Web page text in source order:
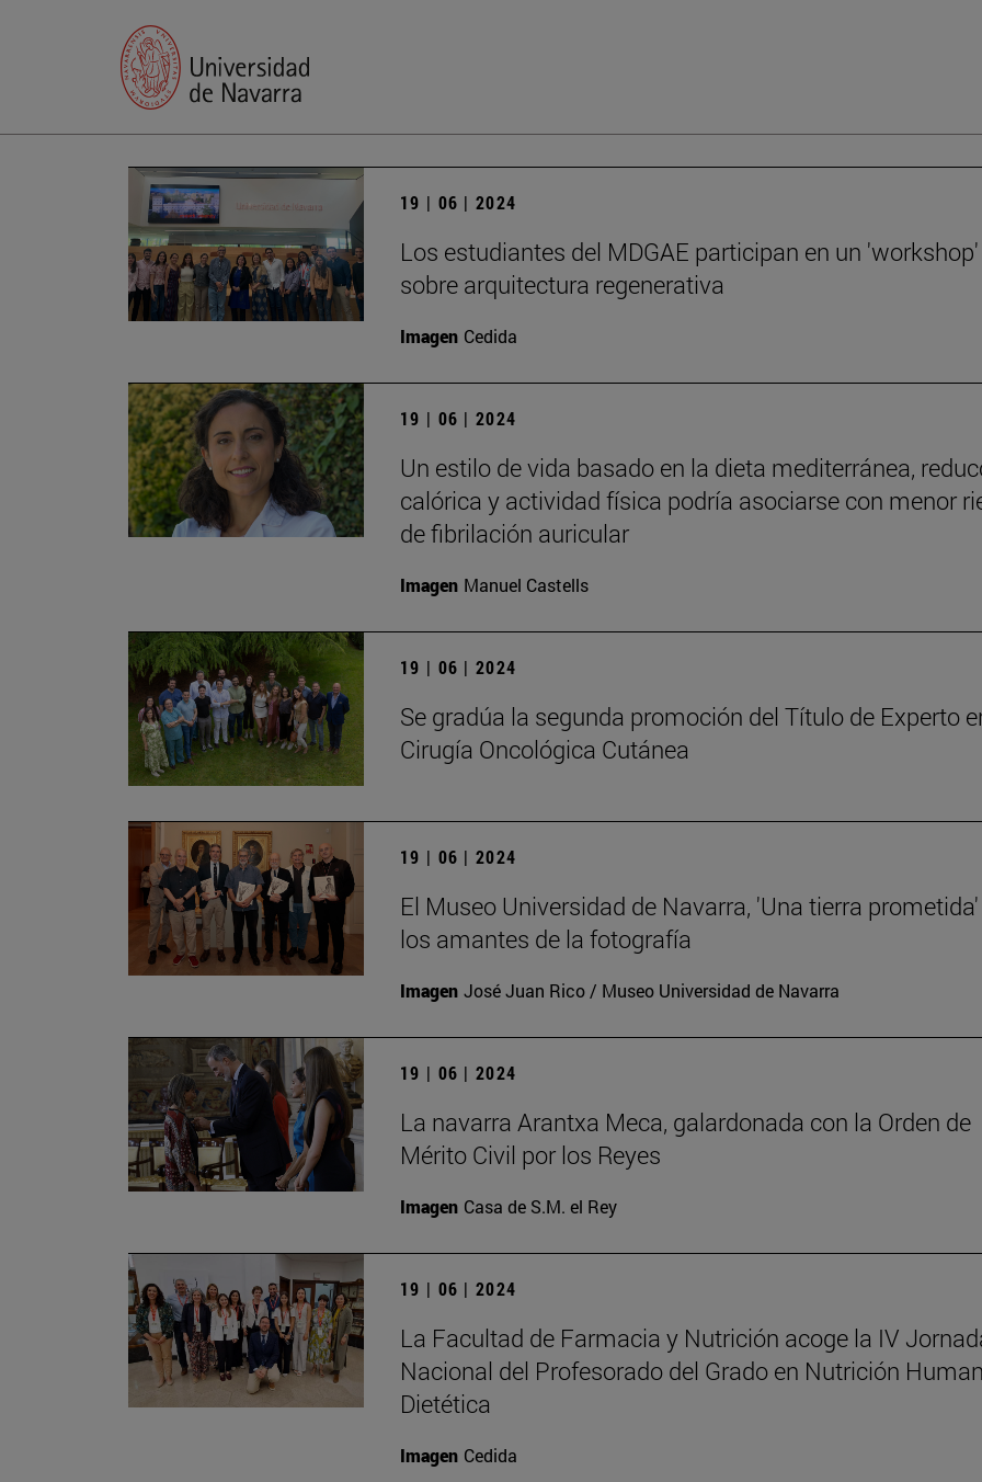
19 | 06 | 2024
Los estudiantes del MDGAE participan en un 'workshop'
sobre arquitectura regenerativa
Imagen Cedida
19 | 06 | 2024
Un estilo de vida basado en la dieta mediterránea,
calórica y actividad física podría asociarse con menor
de fibrilación auricular
Imagen Manuel Castells
19 | 06 | 2024
Se gradúa la segunda promoción del Título de Experto
Cirugía Oncológica Cutánea
19 | 06 | 2024
El Museo Universidad de Navarra, 'Una tierra
los amantes de la fotografía
Imagen José Juan Rico / Museo Universidad de Navarra
19 | 06 | 2024
La navarra Arantxa Meca, galardonada con la Orden de
Mérito Civil por los Reyes
Imagen Casa de S.M. el Rey
19 | 06 | 2024
La Facultad de Farmacia y Nutrición acoge la IV
Nacional del Profesorado del Grado en Nutrición
Dietética
Imagen Cedida